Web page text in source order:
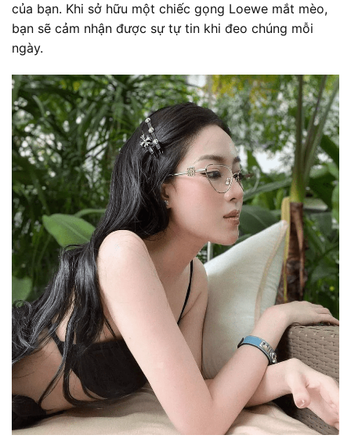
của bạn. Khi sở hữu một chiếc gọng Loewe mắt mèo,
bạn sẽ cảm nhận được sự tự tin khi đeo chúng mỗi
ngày.